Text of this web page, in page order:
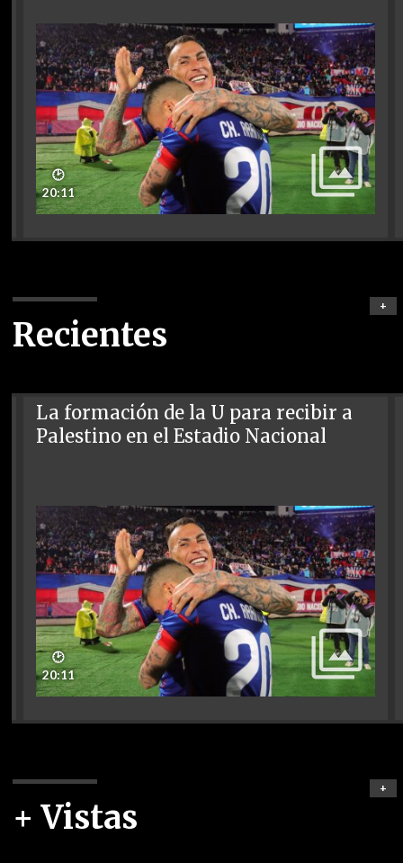
🕑
20:11
Recientes
+
La formación de la U para recibir a
Palestino en el Estadio Nacional
🕑
20:11
+ Vistas
+